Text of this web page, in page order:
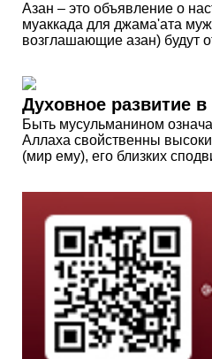
Азан – это объявление о
муаккада для джама'ата
возглашающие азан) будут
Духовное развитие
Быть мусульманином
Аллаха свойственны
(мир ему), его близких